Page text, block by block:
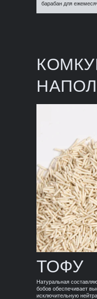
барабан для
Натуральная
бобов обеспечивает
исключительную
ТОФУ